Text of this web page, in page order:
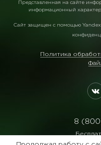
Представленная на сайте
информационный характер
Сайт защищен с помощью
Политика
8